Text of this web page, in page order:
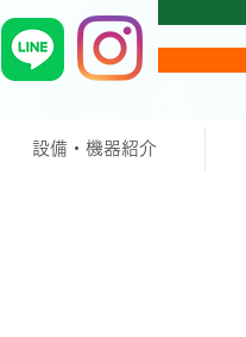
設備・機器紹介